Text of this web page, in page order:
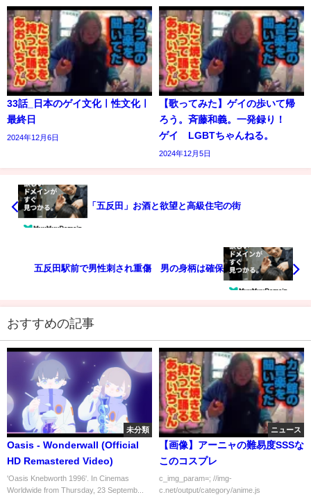
33話_日本のゲイ文化ㅣ性文化ㅣ
最終日
2024年12月6日
【歌ってみた】ゲイの歩いて帰
ろう。斉藤和義。一発録り！
ゲイ LGBTちゃんねる。
2024年12月5日
「五反田」お酒と欲望と高級住宅の街
五反田駅前で男性刺され重傷 男の身柄は確保
おすすめの記事
未分類
Oasis - Wonderwall (Official
HD Remastered Video)
'Oasis Knebworth 1996'. In Cinemas
Worldwide from Thursday, 23 Septemb...
ニュース
【画像】アーニャの難易度SSSな
このコスプレ
c_img_param=; //img-
c.net/output/category/anime.js